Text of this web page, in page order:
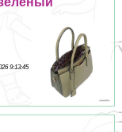
9:13:45